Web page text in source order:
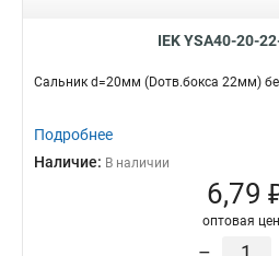
IEK YSA40-20-
Сальник d=20мм (Dотв.бокса 22мм)
Подробнее
Наличие: В наличии
6,79
оптовая